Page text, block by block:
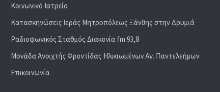
Κοινωνικό Ιατρείο
Κατασκηνώσεις Ιεράς Μητροπόλεως Ξάνθης στην Δρυμιά
Ραδιoφωνικός Σταθμός Διακονία fm 93,8
Μονάδα Ανοιχτής Φροντίδας Ηλικιωμένων Αγ. Παντελεήμων
Επικοινωνία